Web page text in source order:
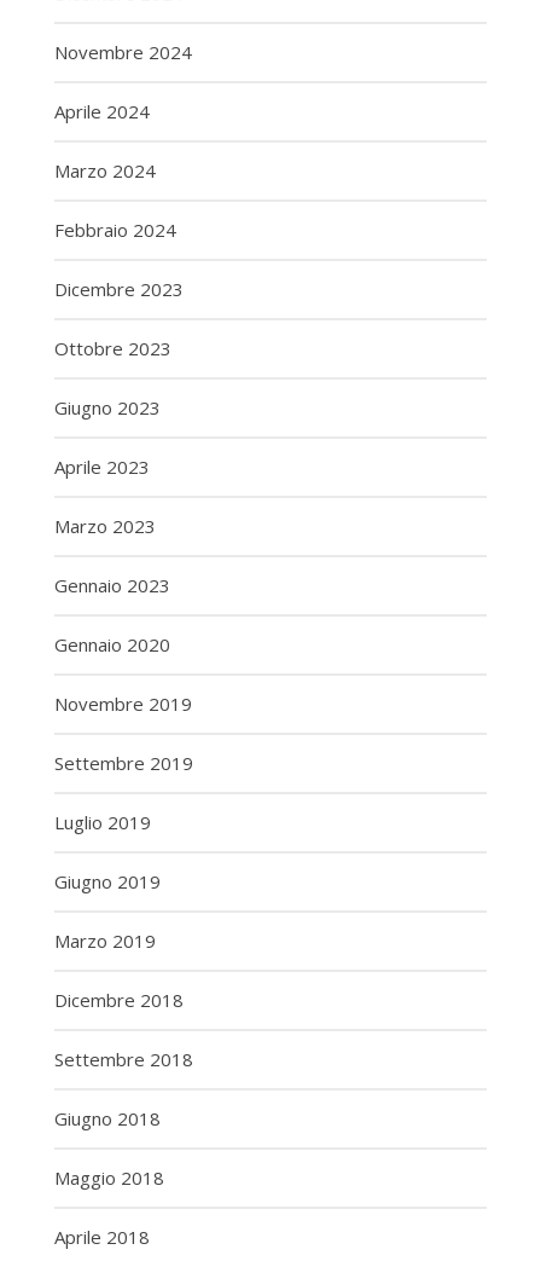
Novembre 2024
Aprile 2024
Marzo 2024
Febbraio 2024
Dicembre 2023
Ottobre 2023
Giugno 2023
Aprile 2023
Marzo 2023
Gennaio 2023
Gennaio 2020
Novembre 2019
Settembre 2019
Luglio 2019
Giugno 2019
Marzo 2019
Dicembre 2018
Settembre 2018
Giugno 2018
Maggio 2018
Aprile 2018